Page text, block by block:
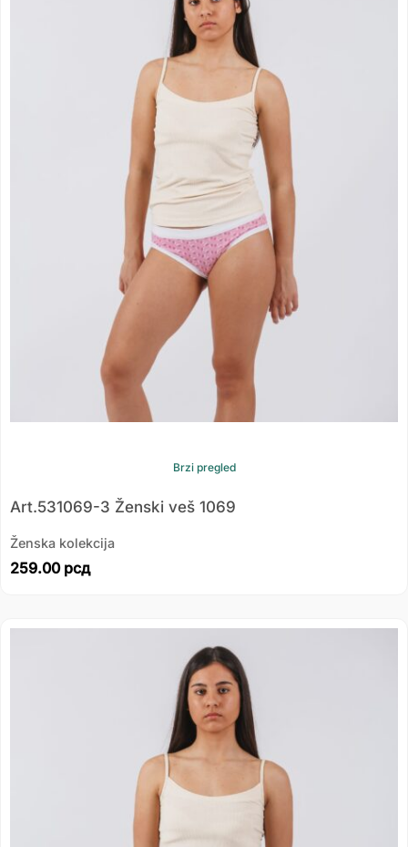
Brzi pregled
Art.531069-3 Ženski veš 1069
Ženska kolekcija
259.00 рсд